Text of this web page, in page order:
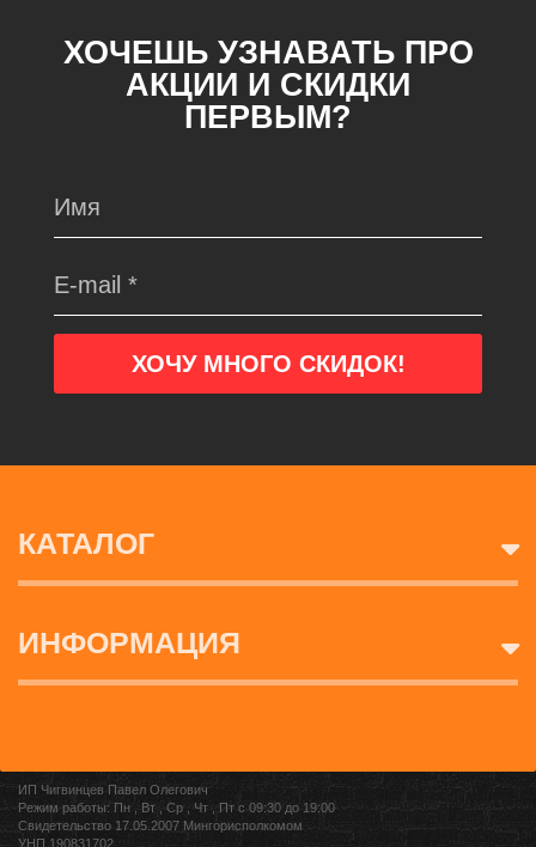
ХОЧЕШЬ УЗНАВАТЬ ПРО
АКЦИИ И СКИДКИ
ПЕРВЫМ?
КАТАЛОГ
ИНФОРМАЦИЯ
ИП Чигвинцев Павел Олегович
Режим работы: Пн , Вт , Ср , Чт , Пт c 09:30 до 19:00
Свидетельство 17.05.2007 Мингорисполкомом
УНП 190831702